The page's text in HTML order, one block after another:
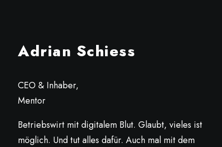
Adrian Schiess
CEO & Inhaber,
Mentor
Betriebswirt mit digitalem Blut. Glaubt, vieles ist
möglich. Und tut alles dafür. Auch mal mit dem